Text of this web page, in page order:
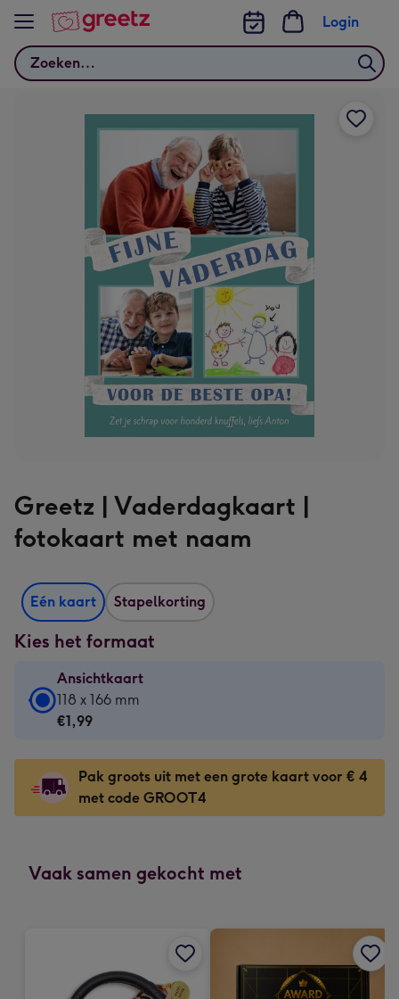
Bekijk meer
Zoeken
Login
Greetz | Vaderdagkaart |
fotokaart met naam
Eén kaart Stapelkorting
Kies het formaat
Ansichtkaart
Ansichtkaart
-
-
118
x
-
118 x 166 mm
€1,99
Pak groots uit met een grote kaart voor € 4
met code GROOT4
Vaak samen gekocht met